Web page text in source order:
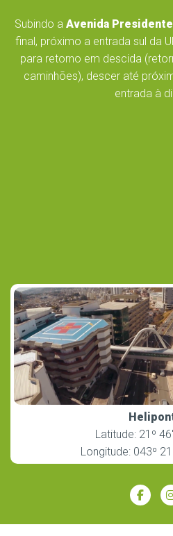
Subindo a Avenida
final, próximo a entrada sul da
para retorno em descida
caminhões), descer até
entrada à
Latitude: 21º
Longitude: 043º